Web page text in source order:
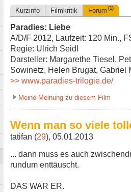
Kurzinfo Filmkritik Forum (1)
Paradies: Liebe
A/D/F 2012, Laufzeit: 120 Min.,
Regie: Ulrich Seidl
Darsteller: Margarethe Tiesel,
Sowinetz, Helen Brugat, Gabriel
>> www.paradies-trilogie.de/
Meine Meinung zu diesem Film
Wenn man so viele
tatifan (29), 05.01.2013
... dann muss es auch
rundum enttäuscht.
DAS WAR ER.